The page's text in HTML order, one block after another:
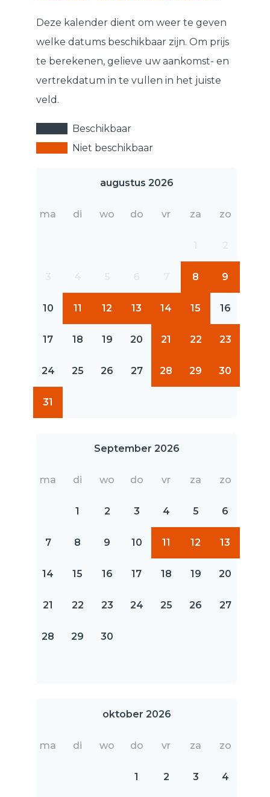
Deze kalender dient om weer te geven
welke datums beschikbaar zijn. Om prijs
te berekenen, gelieve uw aankomst- en
vertrekdatum in te vullen in het juiste
veld.
Beschikbaar
Niet beschikbaar
augustus 2026
ma di wo do vr za zo
8 9
10 11 12 13 14 15 16
17 18 19 20 21 22 23
24 25 26 27 28 29 30
31
September 2026
ma di wo do vr za zo
1 2 3 4 5 6
7 8 9 10 11 12 13
14 15 16 17 18 19 20
21 22 23 24 25 26 27
28 29 30
oktober 2026
ma di wo do vr za zo
1 2 3 4